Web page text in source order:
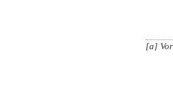
[a]